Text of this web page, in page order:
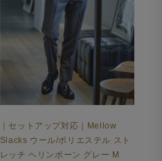
｜セットアップ対応｜Mellow
Slacks ウール/ポリエステル スト
レッチ ヘリンボーン グレー M